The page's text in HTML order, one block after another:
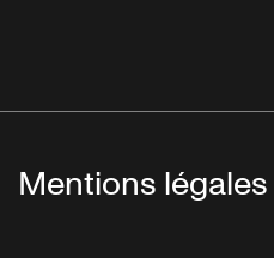
Mentions légales